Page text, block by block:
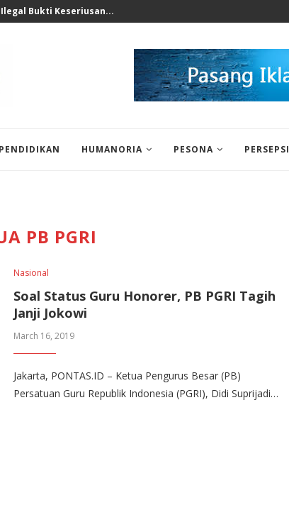
Bukti Keseriusan...
PENDIDIKAN HUMANORIA PESONA PERSEPSI
PB PGRI
Nasional
Soal Status Guru Honorer, PB PGRI Tagih
Janji Jokowi
March 16, 2019
Jakarta, PONTAS.ID – Ketua Pengurus Besar (PB)
Persatuan Guru Republik Indonesia (PGRI), Didi Suprijadi…